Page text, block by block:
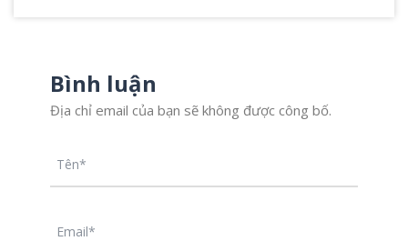
Bình luận
Địa chỉ email của bạn sẽ không được công bố.